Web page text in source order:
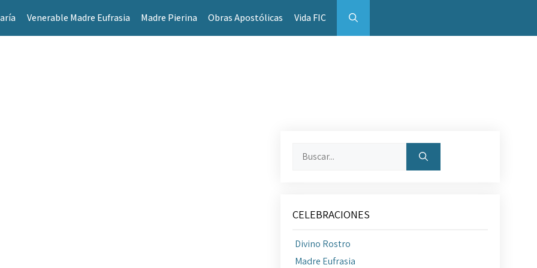
Venerable Madre Eufrasia Madre Pierina Obras Apostólicas Vida FIC
Buscar:
CELEBRACIONES
Divino Rostro
Madre Eufrasia